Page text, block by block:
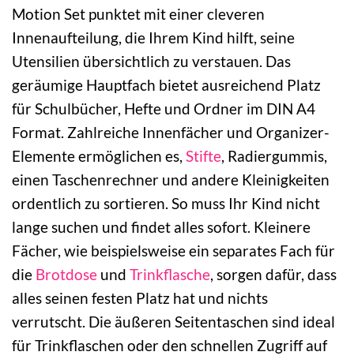
Motion Set punktet mit einer cleveren
Innenaufteilung, die Ihrem Kind hilft, seine
Utensilien übersichtlich zu verstauen. Das
geräumige Hauptfach bietet ausreichend Platz
für Schulbücher, Hefte und Ordner im DIN A4
Format. Zahlreiche Innenfächer und Organizer-
Elemente ermöglichen es, Stifte, Radiergummis,
einen Taschenrechner und andere Kleinigkeiten
ordentlich zu sortieren. So muss Ihr Kind nicht
lange suchen und findet alles sofort. Kleinere
Fächer, wie beispielsweise ein separates Fach für
die Brotdose und Trinkflasche, sorgen dafür, dass
alles seinen festen Platz hat und nichts
verrutscht. Die äußeren Seitentaschen sind ideal
für Trinkflaschen oder den schnellen Zugriff auf